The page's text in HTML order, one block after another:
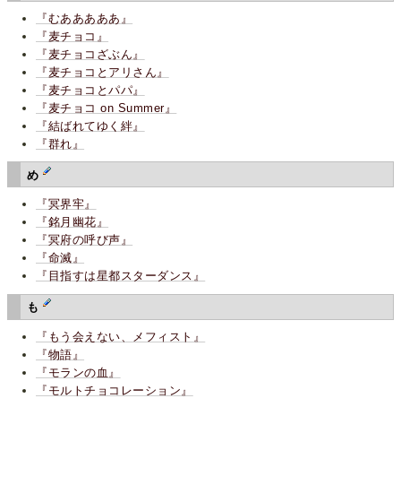
『むあああああ』
『麦チョコ』
『麦チョコざぶん』
『麦チョコとアリさん』
『麦チョコとパパ』
『麦チョコ on Summer』
『結ばれてゆく絆』
『群れ』
め
『冥界牢』
『銘月幽花』
『冥府の呼び声』
『命滅』
『目指すは星都スターダンス』
も
『もう会えない、メフィスト』
『物語』
『モランの血』
『モルトチョコレーション』